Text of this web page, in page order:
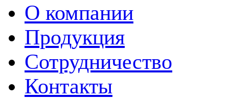
О компании
Продукция
Сотрудничество
Контакты